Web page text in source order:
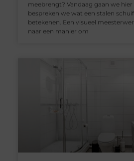
meebrengt? Vandaag gaan we
bespreken we wat een stalen
betekenen. Een visueel
naar een manier om